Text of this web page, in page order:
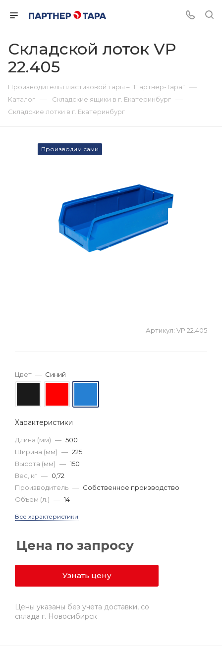
Складской лоток VP
22.405
Производитель пластиковой тары – "Партнер-Тара" —
Каталог — Складские ящики в г. Екатеринбург —
Складские лотки в г. Екатеринбург
Производим сами
Артикул: VP 22.405
Цвет — Синий
Характеристики
Длина (мм) — 500
Ширина (мм) — 225
Высота (мм) — 150
Вес, кг — 0,72
Производитель — Собственное производство
Объем (л.) — 14
Все характеристики
Цена по запросу
Узнать цену
Цены указаны без учета доставки, со
склада г. Новосибирск